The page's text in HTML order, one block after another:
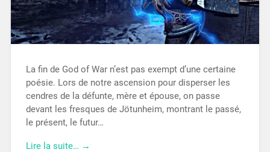
La fin de God of War n’est pas exempt d’une certaine
poésie. Lors de notre ascension pour disperser les
cendres de la défunte, mère et épouse, on passe
devant les fresques de Jötunheim, montrant le passé,
le présent, le futur…
Lire la suite… →